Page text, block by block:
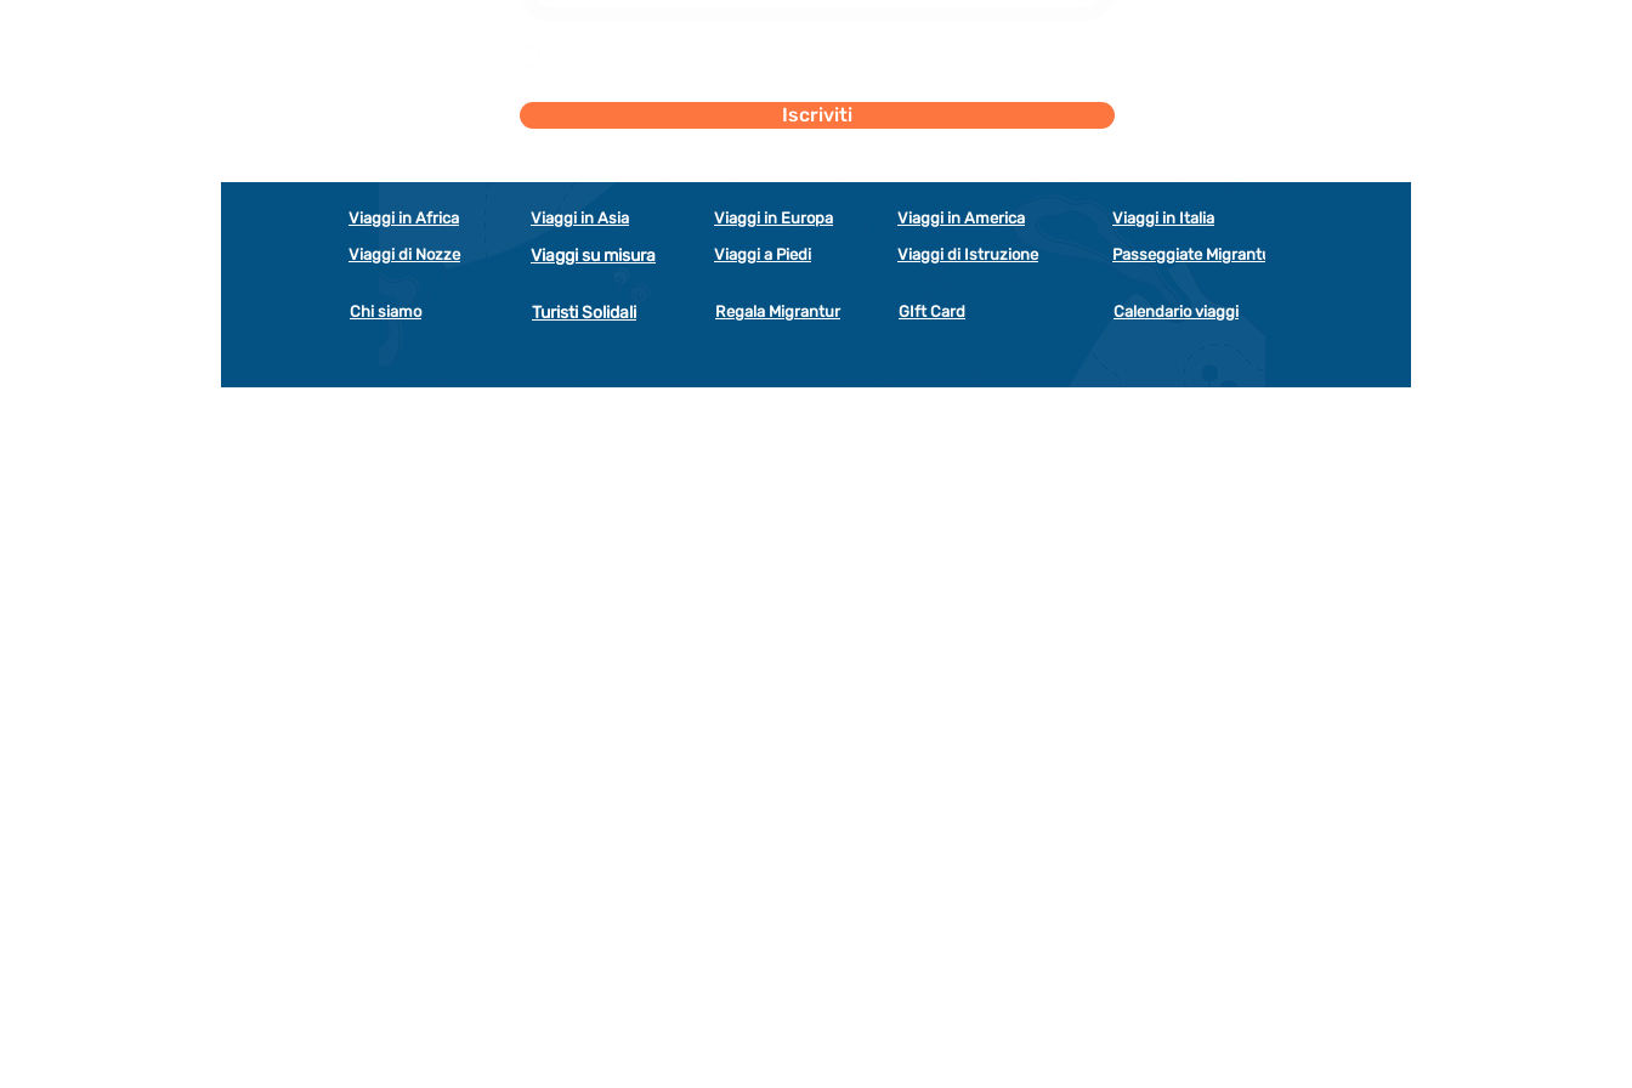
Iscriviti
Viaggi in Africa Viaggi in Asia Viaggi in Europa Viaggi in America
Viaggi in Italia
Viaggi di Nozze
Viaggi su misura Viaggi a Piedi Viaggi di Istruzione Passeggiate Migrantur
Chi siamo Turisti Solidali Regala Migrantur GIft Card Calendario viaggi